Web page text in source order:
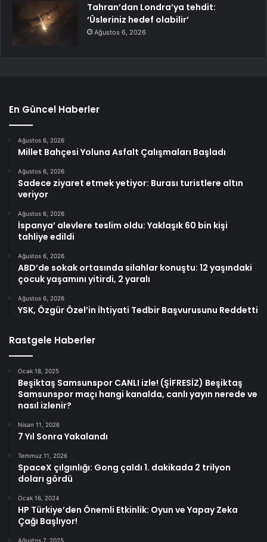
Tahran’dan Londra’ya tehdit:
‘Üsleriniz hedef olabilir’
Ağustos 6, 2026
En Güncel Haberler
Ağustos 6, 2026
Millet Bahçesi Yoluna Asfalt Çalışmaları Başladı
Ağustos 6, 2026
Sadece ziyaret etmek yetiyor: Burası turistlere altın
veriyor
Ağustos 6, 2026
İspanya’ alevlere teslim oldu: Yaklaşık 60 bin kişi
tahliye edildi
Ağustos 6, 2026
ABD’de sokak ortasında silahlar konuştu: 12 yaşındaki
çocuk yaşamını yitirdi, 2 yaralı
Ağustos 6, 2026
YSK, Özgür Özel’in İhtiyati Tedbir Başvurusunu Reddetti
Rastgele Haberler
Ocak 18, 2025
Beşiktaş Samsunspor CANLI izle! (ŞİFRESİZ) Beşiktaş
Samsunspor maçı hangi kanalda, canlı yayın nerede ve
nasıl izlenir?
Nisan 11, 2026
7 Yıl Sonra Yakalandı
Temmuz 11, 2026
SpaceX çılgınlığı: Gong çaldı 1. dakikada 2 trilyon
doları gördü
Ocak 16, 2024
HP Türkiye’den Önemli Etkinlik: Oyun ve Yapay Zeka
Çağı Başlıyor!
Ağustos 7, 2025